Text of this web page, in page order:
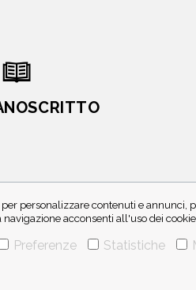
personalizzare contenuti e annunci,
acconsenti all'uso dei cookie.
Preferenze Statistiche